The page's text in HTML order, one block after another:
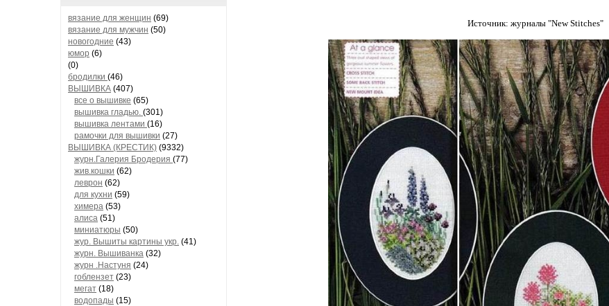
вязание для женщин (69)
вязание для мужчин (50)
новогодние (43)
юмор (6)
(0)
бродилки (46)
ВЫШИВКА (407)
все о вышивке (65)
вышивка гладью. (301)
вышивка лентами (16)
рамочки для вышивки (27)
ВЫШИВКА (КРЕСТИК) (9332)
журн.Галерия Бродерия (77)
жив.кошки (62)
леврон (62)
для кухни (59)
химера (53)
алиса (51)
миниатюры (50)
жур. Вышиты картины укр. (41)
журн. Вышиванка (32)
журн .Настуня (24)
гоблензет (23)
мегат (18)
водопады (15)
Источник: журналы "New Stitches"